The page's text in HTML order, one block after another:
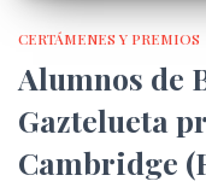
CERTÁMENES Y PREMIOS
Alumnos de
Gaztelueta
Cambridge